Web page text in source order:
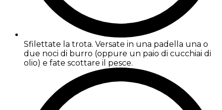
Sfilettate la trota. Versate in una padella una o
due noci di burro (oppure un paio di cucchiai di
olio) e fate scottare il pesce.